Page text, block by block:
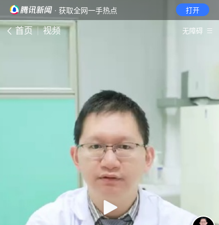
· 获取全网一手热点 打开
首页 视频 无障碍